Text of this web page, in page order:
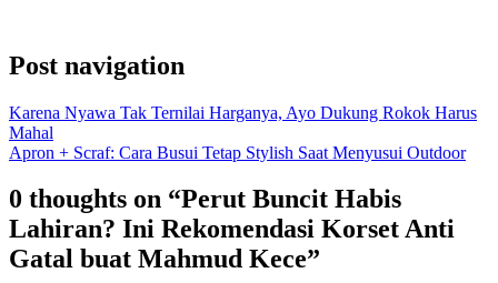
Post navigation
Karena Nyawa Tak Ternilai Harganya, Ayo Dukung Rokok Harus
Mahal
Apron + Scraf: Cara Busui Tetap Stylish Saat Menyusui Outdoor
0 thoughts on “Perut Buncit Habis
Lahiran? Ini Rekomendasi Korset Anti
Gatal buat Mahmud Kece”